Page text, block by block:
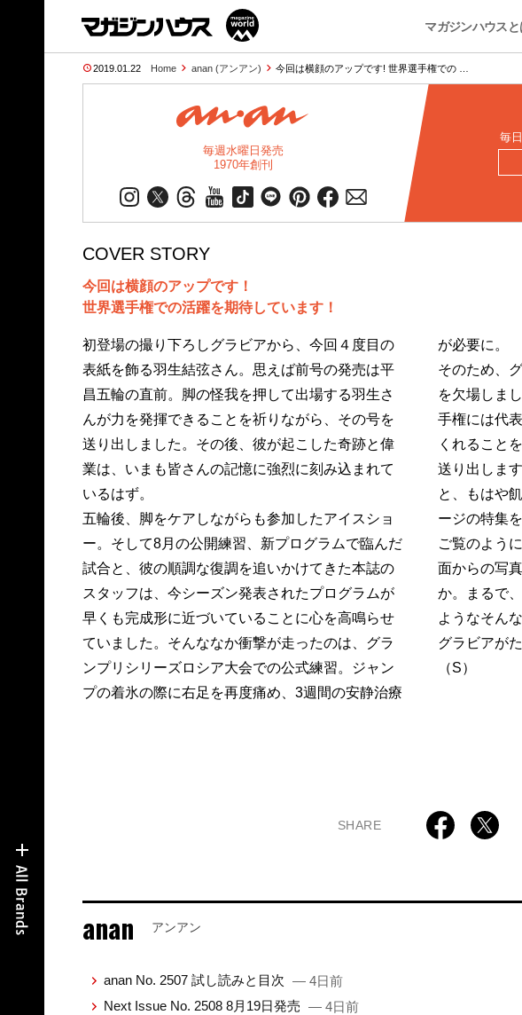
マガジンハウスと
2019.01.22 Home anan (アンアン) 今回は横顔のアップです! 世界選手権での …
毎週水曜日発売
1970年創刊
毎
COVER STORY
今回は横顔のアップです！
世界選手権での活躍を期待しています！
初登場の撮り下ろしグラビアから、今回４度目の
表紙を飾る羽生結弦さん。思えば前号の発売は平
昌五輪の直前。脚の怪我を押して出場する羽生さ
んが力を発揮できることを祈りながら、その号を
送り出しました。その後、彼が起こした奇跡と偉
業は、いまも皆さんの記憶に強烈に刻み込まれて
いるはず。
五輪後、脚をケアしながらも参加したアイスショ
ー。そして8月の公開練習、新プログラムで臨んだ
試合と、彼の順調な復調を追いかけてきた本誌の
スタッフは、今シーズン発表されたプログラムが
早くも完成形に近づいていることに心を高鳴らせ
ていました。そんななか衝撃が走ったのは、グラ
ンプリシリーズロシア大会での公式練習。ジャン
プの着氷の際に右足を再度痛め、3週間の安静治療
が必要に。
そのため、
を欠場しま
手権には代
くれること
送り出しま
と、もはや
ージの特集
ご覧のよう
面からの写
か。まるで
ようなそん
グラビアが
（S）
SHARE
anan アンアン
anan No. 2507 試し読みと目次 — 4日前
Next Issue No. 2508 8月19日発売 — 4日前